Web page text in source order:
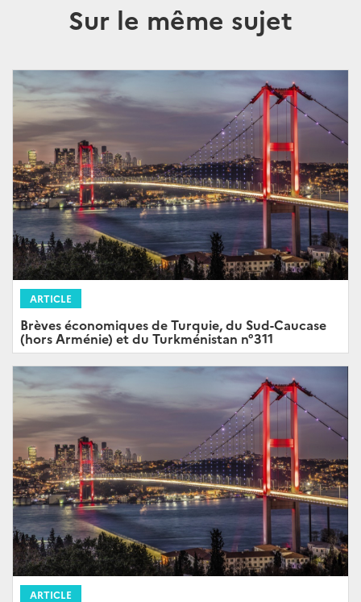
Sur le même sujet
ARTICLE
Brèves économiques de Turquie, du Sud-Caucase
(hors Arménie) et du Turkménistan n°311
ARTICLE